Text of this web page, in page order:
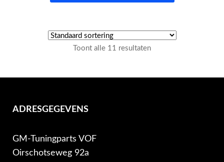
Toont alle 11 resultaten
ADRESGEGEVENS
GM-Tuningparts VOF
Oirschotseweg 92a